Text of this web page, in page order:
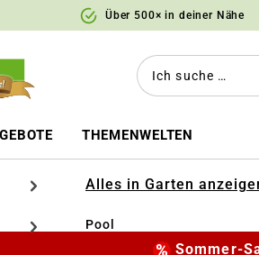
Über 500× in deiner Nähe
THEMENWELTEN
Alles in Garten
Pool
Sommer-